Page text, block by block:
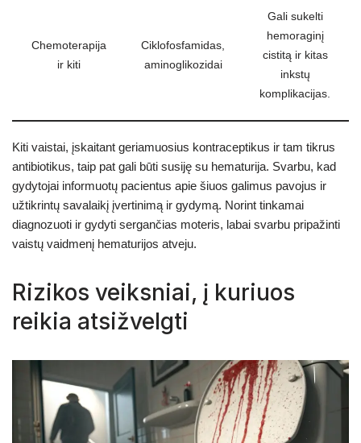
Chemoterapija
ir kiti
Ciklofosfamidas,
aminoglikozidai
Gali sukelti
hemoraginį
cistitą ir kitas
inkstų
komplikacijas.
Kiti vaistai, įskaitant geriamuosius kontraceptikus ir tam tikrus
antibiotikus, taip pat gali būti susiję su hematurija. Svarbu, kad
gydytojai informuotų pacientus apie šiuos galimus pavojus ir
užtikrintų savalaikį įvertinimą ir gydymą. Norint tinkamai
diagnozuoti ir gydyti sergančias moteris, labai svarbu pripažinti
vaistų vaidmenį hematurijos atveju.
Rizikos veiksniai, į kuriuos
reikia atsižvelgti